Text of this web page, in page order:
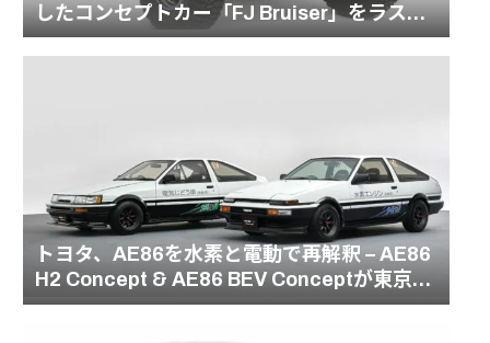
したコンセプトカー「FJ Bruiser」をラスベ
ガスのSEMAショーで発表
トヨタ、AE86を水素と電動で再解釈 – AE86
H2 Concept & AE86 BEV Conceptが東京オ
ートサロンに登場